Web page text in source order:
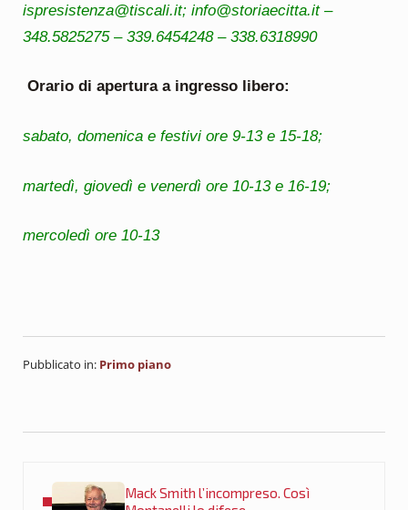
ispresistenza@tiscali.it; info@storiaecitta.it –
348.5825275 – 339.6454248 – 338.6318990
Orario di apertura a ingresso libero:
sabato, domenica e festivi ore 9-13 e 15-18;
martedì, giovedì e venerdì ore 10-13 e 16-19;
mercoledì ore 10-13
Pubblicato in: Primo piano
Mack Smith l’incompreso. Così